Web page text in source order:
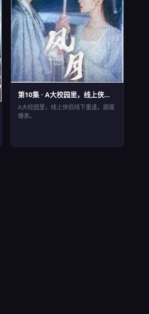
EP10 ⏱ 46分钟 第10集 · A大校园里，线上侠侣...
A大校园里，线上侠侣线下重逢，甜度
爆表。